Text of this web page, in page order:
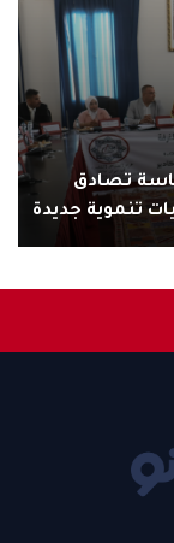
تصادق
تنموية جديدة